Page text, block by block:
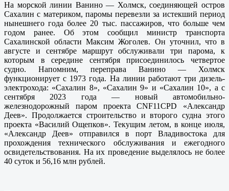
На морской линии Ванино — Холмск, соединяющей остров
Сахалин с материком, паромы перевезли за истекший период
нынешнего года более 20 тыс. пассажиров, что больше чем
годом ранее. Об этом сообщил министр транспорта
Сахалинской области Максим Жоголев. Он уточнил, что в
августе и сентябре маршрут обслуживали три парома, к
которым в середине сентября присоединилось четвертое
судно. Напомним, переправа Ванино — Холмск
функционирует с 1973 года. На линии работают три дизель-
электрохода: «Сахалин 8», «Сахалин 9» и «Сахалин 10», а с
сентября 2023 года — новый автомобильно-
железнодорожный паром проекта CNF11CPD «Александр
Деев». Продолжается строительство и второго судна этого
проекта «Василий Ощепков». Текущим летом, в конце июля,
«Александр Деев» отправился в порт Владивостока для
прохождения технического обслуживания и ежегодного
освидетельствования. На их проведение выделялось не более
40 суток и 56,16 млн рублей.